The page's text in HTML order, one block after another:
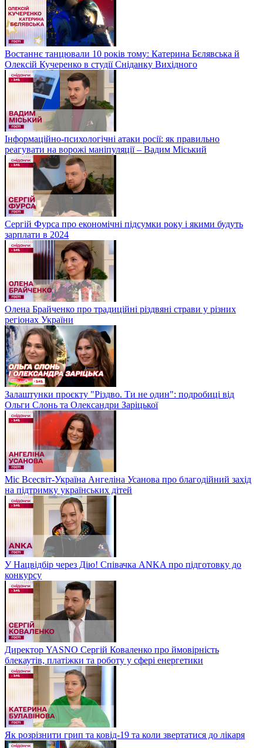
Востаннє танцювали 10 років тому: Катерина Бєлявська й
Олексій Кучеренко в студії Сніданку Вихідного
Інформаційно-психологічні атаки росії: як правильно
реагувати на ворожі маніпуляції – Вадим Міський
Сергій Фурса про економічні підсумки року і якими будуть
зарплати в 2024
Олена Брайченко про традиційні різдвяні страви у різних
регіонах України
Залаштунки проєкту "Різдво. Ти не один": подробиці від
Ольги Слонь та Олександри Заріцької
Міс Всесвіт-Україна Ангеліна Усанова про благодійний захід
на підтримку українських дітей
У Нацвідбір через Дію! Співачка ANKA про підготовку до
конкурсу
Директор YASNO Сергій Коваленко про ймовірність
блекаутів, платіжки та роботу у сфері енергетики
Як розрізнити грип та ковід-19 та коли звертатися до лікаря